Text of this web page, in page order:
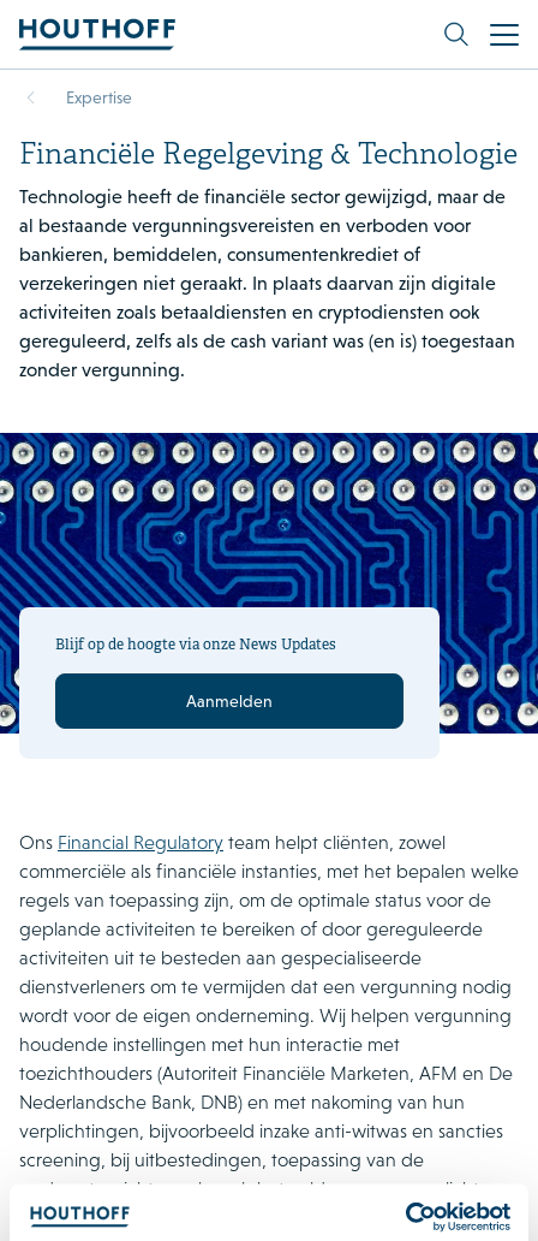
Expertise
Financiële Regelgeving & Technologie
Technologie heeft de financiële sector gewijzigd, maar de
al bestaande vergunningsvereisten en verboden voor
bankieren, bemiddelen, consumentenkrediet of
verzekeringen niet geraakt. In plaats daarvan zijn digitale
activiteiten zoals betaaldiensten en cryptodiensten ook
gereguleerd, zelfs als de cash variant was (en is) toegestaan
zonder vergunning.
Blijf op de hoogte via onze News Updates
Aanmelden
Ons Financial Regulatory team helpt cliënten, zowel
commerciële als financiële instanties, met het bepalen welke
regels van toepassing zijn, om de optimale status voor de
geplande activiteiten te bereiken of door gereguleerde
activiteiten uit te besteden aan gespecialiseerde
dienstverleners om te vermijden dat een vergunning nodig
wordt voor de eigen onderneming. Wij helpen vergunning
houdende instellingen met hun interactie met
toezichthouders (Autoriteit Financiële Marketen, AFM en De
Nederlandsche Bank, DNB) en met nakoming van hun
verplichtingen, bijvoorbeeld inzake anti-witwas en sancties
screening, bij uitbestedingen, toepassing van de
gedragstoezicht regels zoals het voldoen aan zorgplichten
met de hulp van AI, of in de context van overnames.